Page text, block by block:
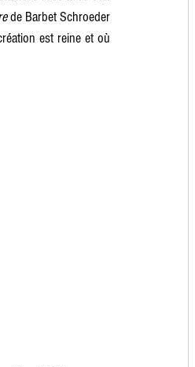
de Barbet Schroeder
est reine et où